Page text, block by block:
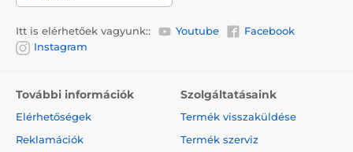
Használati utasítás
A műszaki specifikációk előzetes értesítés nélkül
változhatnak. A képek csak illusztrációk.
Itt is elérhetőek vagyunk:: Youtube
Facebook
Instagram
További információk
Elérhetőségek
Reklamációk
Szolgáltatásaink
Termék visszaküldése
Termék szerviz